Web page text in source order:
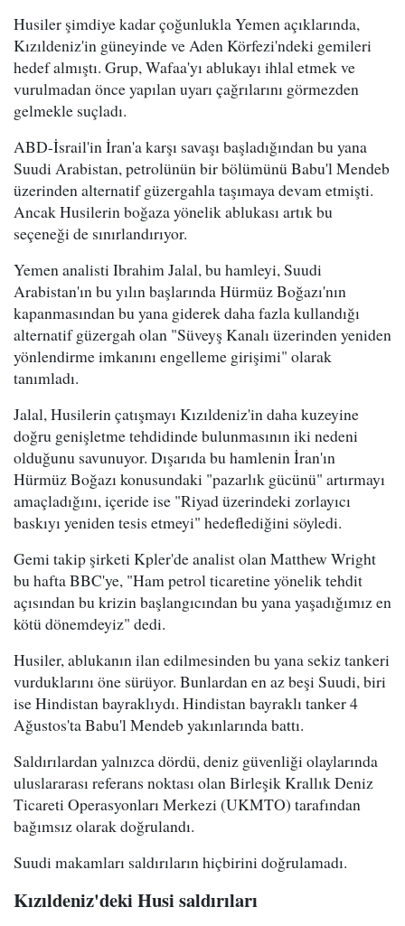
Husiler şimdiye kadar çoğunlukla Yemen açıklarında,
Kızıldeniz'in güneyinde ve Aden Körfezi'ndeki gemileri
hedef almıştı. Grup, Wafaa'yı ablukayı ihlal etmek ve
vurulmadan önce yapılan uyarı çağrılarını görmezden
gelmekle suçladı.
ABD-İsrail'in İran'a karşı savaşı başladığından bu yana
Suudi Arabistan, petrolünün bir bölümünü Babu'l Mendeb
üzerinden alternatif güzergahla taşımaya devam etmişti.
Ancak Husilerin boğaza yönelik ablukası artık bu
seçeneği de sınırlandırıyor.
Yemen analisti Ibrahim Jalal, bu hamleyi, Suudi
Arabistan'ın bu yılın başlarında Hürmüz Boğazı'nın
kapanmasından bu yana giderek daha fazla kullandığı
alternatif güzergah olan "Süveyş Kanalı üzerinden yeniden
yönlendirme imkanını engelleme girişimi" olarak
tanımladı.
Jalal, Husilerin çatışmayı Kızıldeniz'in daha kuzeyine
doğru genişletme tehdidinde bulunmasının iki nedeni
olduğunu savunuyor. Dışarıda bu hamlenin İran'ın
Hürmüz Boğazı konusundaki "pazarlık gücünü" artırmayı
amaçladığını, içeride ise "Riyad üzerindeki zorlayıcı
baskıyı yeniden tesis etmeyi" hedeflediğini söyledi.
Gemi takip şirketi Kpler'de analist olan Matthew Wright
bu hafta BBC'ye, "Ham petrol ticaretine yönelik tehdit
açısından bu krizin başlangıcından bu yana yaşadığımız en
kötü dönemdeyiz" dedi.
Husiler, ablukanın ilan edilmesinden bu yana sekiz tankeri
vurduklarını öne sürüyor. Bunlardan en az beşi Suudi, biri
ise Hindistan bayraklıydı. Hindistan bayraklı tanker 4
Ağustos'ta Babu'l Mendeb yakınlarında battı.
Saldırılardan yalnızca dördü, deniz güvenliği olaylarında
uluslararası referans noktası olan Birleşik Krallık Deniz
Ticareti Operasyonları Merkezi (UKMTO) tarafından
bağımsız olarak doğrulandı.
Suudi makamları saldırıların hiçbirini doğrulamadı.
Kızıldeniz'deki Husi saldırıları